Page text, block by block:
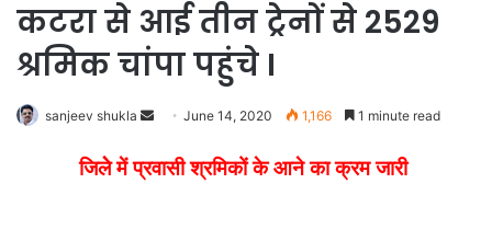
कटरा से आई तीन ट्रेनों से 2529
श्रमिक चांपा पहुंचे I
sanjeev shukla
Send
email
June 14, 2020 1,166 1 minute read
जिलेे में प्रवासी श्रमिकों के आने का क्रम जारी